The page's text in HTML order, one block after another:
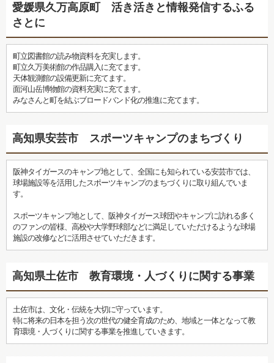
愛媛県久万高原町 活き活きと情報発信するふる
さとに
町立図書館の読み物資料を充実します。
町立久万美術館の作品購入に充てます。
天体観測館の設備更新に充てます。
面河山岳博物館の資料充実に充てます。
みなさんと町を結ぶブロードバンド化の推進に充てます。
高知県安芸市 スポーツキャンプのまちづくり
阪神タイガースのキャンプ地として、全国にも知られている安芸市では、
球場施設等を活用したスポーツキャンプのまちづくりに取り組んでいま
す。
スポーツキャンプ地として、阪神タイガース球団やキャンプに訪れる多く
のファンの皆様、高校や大学野球部などに満足していただけるような球場
施設の改修などに活用させていただきます。
高知県土佐市 教育環境・人づくりに関する事業
土佐市は、文化・伝統を大切に守っています。
特に将来の日本を担う次の世代の健全育成のため、地域と一体となって教
育環境・人づくりに関する事業を推進していきます。